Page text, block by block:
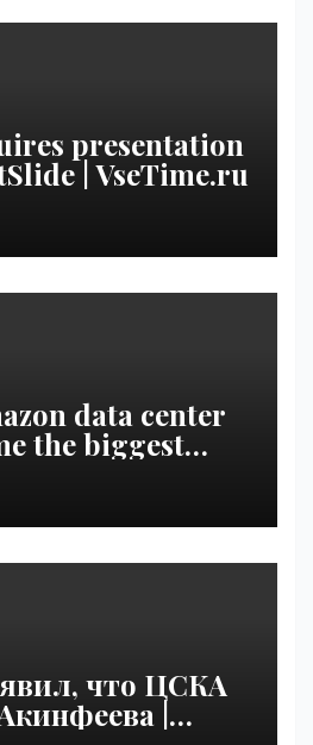
presentation
| VseTime.ru
data center
the biggest
in the U.S. |
что ЦСКА
|